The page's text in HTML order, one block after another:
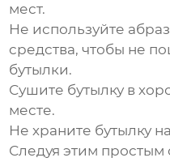
мест.
Не используйте
средства, чтобы не
бутылки.
Сушите бутылку в
месте.
Не храните бутылку
Следуя этим простым